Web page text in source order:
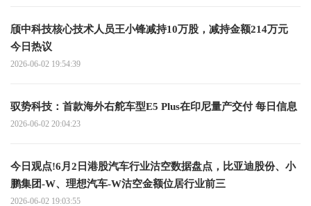
颀中科技核心技术人员王小锋减持10万股，减持金额214万元
今日热议
2026-06-02 19:54:39
驭势科技：首款海外右舵车型E5 Plus在印尼量产交付 每日信息
2026-06-02 20:04:23
今日观点!6月2日港股汽车行业沽空数据盘点，比亚迪股份、小
鹏集团-W、理想汽车-W沽空金额位居行业前三
2026-06-02 19:03:55